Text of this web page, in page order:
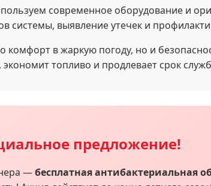
современное оборудование и
системы, выявление утечек и
в жаркую погоду, но и
топливо и продлевает срок
предложение!
—бесплатная антибактериальная